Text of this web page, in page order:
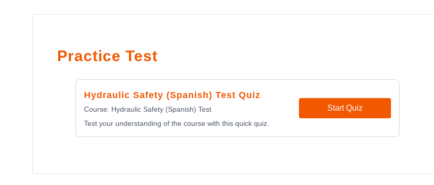
Practice Test
Hydraulic Safety (Spanish) Test Quiz
Course: Hydraulic Safety (Spanish) Test
Test your understanding of the course with this quick quiz.
Start Quiz